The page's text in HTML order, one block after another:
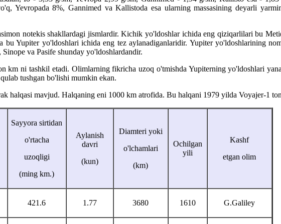
Yevropada 8%, Gannimed va Kallistoda esa ularning massasining deyarli
notekis shakllardagi jismlardir. Kichik yo'ldoshlar ichida eng qiziqarlilari bu
Yupiter yo'ldoshlari ichida eng tez aylanadiganlaridir. Yupiter yo'ldoshlarining
va Pasife shunday yo'ldoshlardandir.
km ni tashkil etadi. Olimlarning fikricha uzoq o'tmishda Yupiterning yo'ldoshlari
tushgan bo'lishi mumkin ekan.
halqasi mavjud. Halqaning eni 1000 km atrofida. Bu halqani 1979 yilda Voyajer-1
Sayyora sirtidan
o'rtacha
uzoqligi
(ming km.)
Aylanish
davri
(kun)
Diamteri yoki
o'lchamlari
(km)
Ochilgan
yili
Kashf
etgan olim
421.6 1.77 3680 1610 G.Galiley